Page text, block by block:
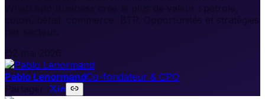
coton, bétail, commerce, BTP. Opportunités et stratégies
Pablo LenormandCo-fondateur & CPO
Partager :